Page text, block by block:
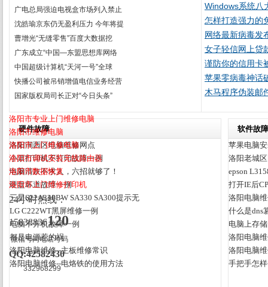
广电总局强迫电视盒市场列入禁止
沈皓瑜京东仍无盈利压力 今年将提
曹增光“无缝零售”百度大数据挖
广东成立“中国—东盟思想库网络
中国超级计算机“天河一号”全球
快播公司被吊销增值电信业务经营
国家版权局司长正对“今日头条”
Windows系统八
怎样打造强力的
网络最新病毒发
女子轻信网上贷
谨防你的信用卡
苹果零病毒神话
木马程序伪装邮
洛阳市专业上门维修电脑
洛阳市维修电脑
洛阳市上门维修电脑
洛阳市调试安装无线路由器
洛阳市数据恢复
洛阳市上门维修打印机
24小时热线：
15838836120
微信号同电话号码
QQ:42582430
332968299
硬件故障
洛阳涧西区电脑维修网点
小票打印机不打印故障一例
电脑清灰不求人，六招就够了！
硬盘坏道故障一例
三星S22A330BW SA330 SA300提示无
LG C222WT黑屏维修一例
电脑不开机故障一例
都是电源惹的祸
洛阳电脑维修--主板维修常识
洛阳电脑维修--电烙铁的使用方法
软件故障
苹果电脑
洛阳老城
epson
打开IE后
洛阳电脑
什么是dns
电脑上存
洛阳电脑
洛阳电脑
手把手怎